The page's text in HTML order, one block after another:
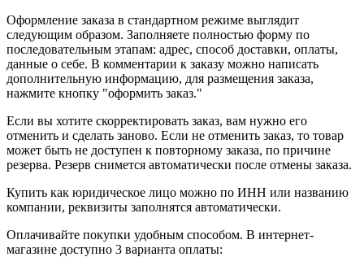
Оформление заказа в стандартном режиме выглядит
следующим образом. Заполняете полностью форму по
последовательным этапам: адрес, способ доставки, оплаты,
данные о себе. В комментарии к заказу можно написать
дополнительную информацию, для размещения заказа,
нажмите кнопку "оформить заказ."
Если вы хотите скорректировать заказ, вам нужно его
отменить и сделать заново. Если не отменить заказ, то товар
может быть не доступен к повторному заказа, по причине
резерва. Резерв снимется автоматически после отмены заказа.
Купить как юридическое лицо можно по ИНН или названию
компании, реквизиты заполнятся автоматически.
Оплачивайте покупки удобным способом. В интернет-
магазине доступно 3 варианта оплаты: